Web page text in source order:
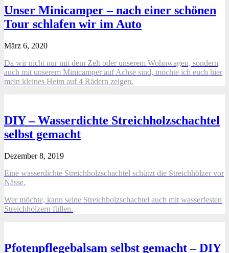
Unser Minicamper – nach einer schönen
Tour schlafen wir im Auto
März 6, 2020
Da wir nicht nur mit dem Zelt oder unserem Wohnwagen, sondern
auch mit unserem Minicamper auf Achse sind, möchte ich euch hier
mein kleines Heim auf 4 Rädern zeigen.
DIY – Wasserdichte Streichholzschachtel
selbst gemacht
Dezember 8, 2019
Eine wasserdichte Streichholzschachtel schützt die Streichhölzer vor
Nässe.
Wer möchte, kann seine Streichholzschachtel auch mit wasserfesten
Streichhölzern füllen.
Pfotenpflegebalsam selbst gemacht – DIY